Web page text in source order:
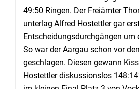
49:50 Ringen. Der Freiämter
unterlag Alfred Hostettler gar
Entscheidungsdurchgängen um
So war der Aargau schon vor
geschlagen. Diesen gewann
Hostettler diskussionslos